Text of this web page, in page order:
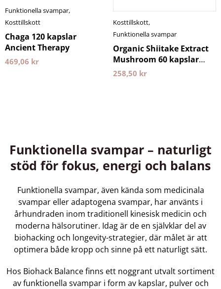
Funktionella svampar,
Kosttillskott
Chaga 120 kapslar
Ancient Therapy
469,06 kr
Kosttillskott,
Funktionella svampar
Organic Shiitake Extract
Mushroom 60 kapslar
Kiki Health
258,50 kr
Funktionella svampar – naturligt
stöd för fokus, energi och balans
Funktionella svampar, även kända som medicinala
svampar eller adaptogena svampar, har använts i
århundraden inom traditionell kinesisk medicin och
moderna hälsorutiner. Idag är de en självklar del av
biohacking och longevity-strategier, där målet är att
optimera både kropp och sinne på ett naturligt sätt.
Hos Biohack Balance finns ett noggrant utvalt sortiment
av funktionella svampar i form av kapslar, pulver och